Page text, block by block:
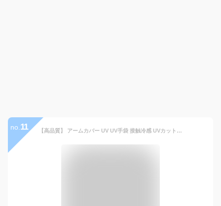
no. 11 【高品質】 アームカバー UV UV手袋 接触冷感 UVカット手袋 ショート スマホ 指切り 手袋 指なし UV対策 紫外線対策 夏用 日焼け対策 レディース 冷感 ショート 通勤 uv 暑さ対策 メンズ 女性 誕生日 プレゼント ギフト ゴルフ スポーツ おしゃれ かわいい 手